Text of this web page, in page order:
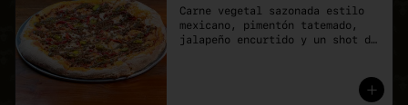
Carne vegetal sazonada estilo
mexicano, pimentón tatemado,
jalapeño encurtido y un shot de